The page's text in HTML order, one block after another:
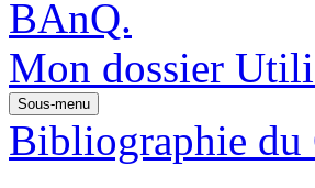
Mon dossier
Sous-menu
Bibliographie du